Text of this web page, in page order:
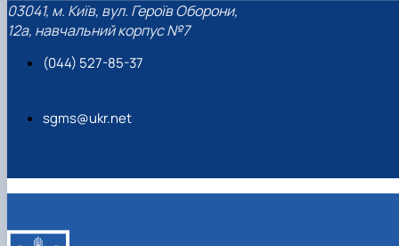
03041, м. Київ, вул. Героїв Оборони,
12а, навчальний корпус №7
(044) 527-85-37
sgms@ukr.net